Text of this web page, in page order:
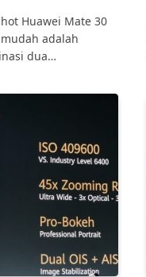
Huawei Mate 30
adalah
dua…